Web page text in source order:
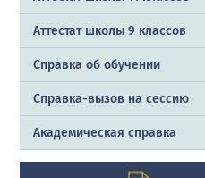
Аттестат школы 9 классов
Справка об обучении
Справка-вызов на сессию
Академическая справка